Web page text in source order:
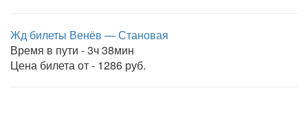
Жд билеты Венёв — Становая
Время в пути - 3ч 38мин
Цена билета от - 1286 руб.